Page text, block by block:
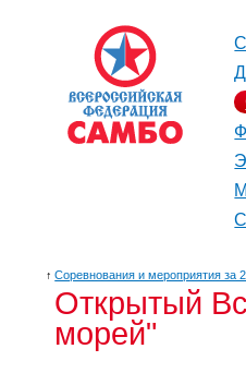
↑ Соревнования и мероприятия за
Открытый
морей"